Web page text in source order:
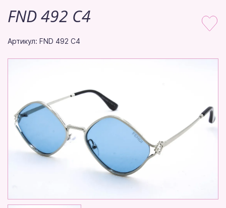
FND 492 C4
Артикул: FND 492 C4